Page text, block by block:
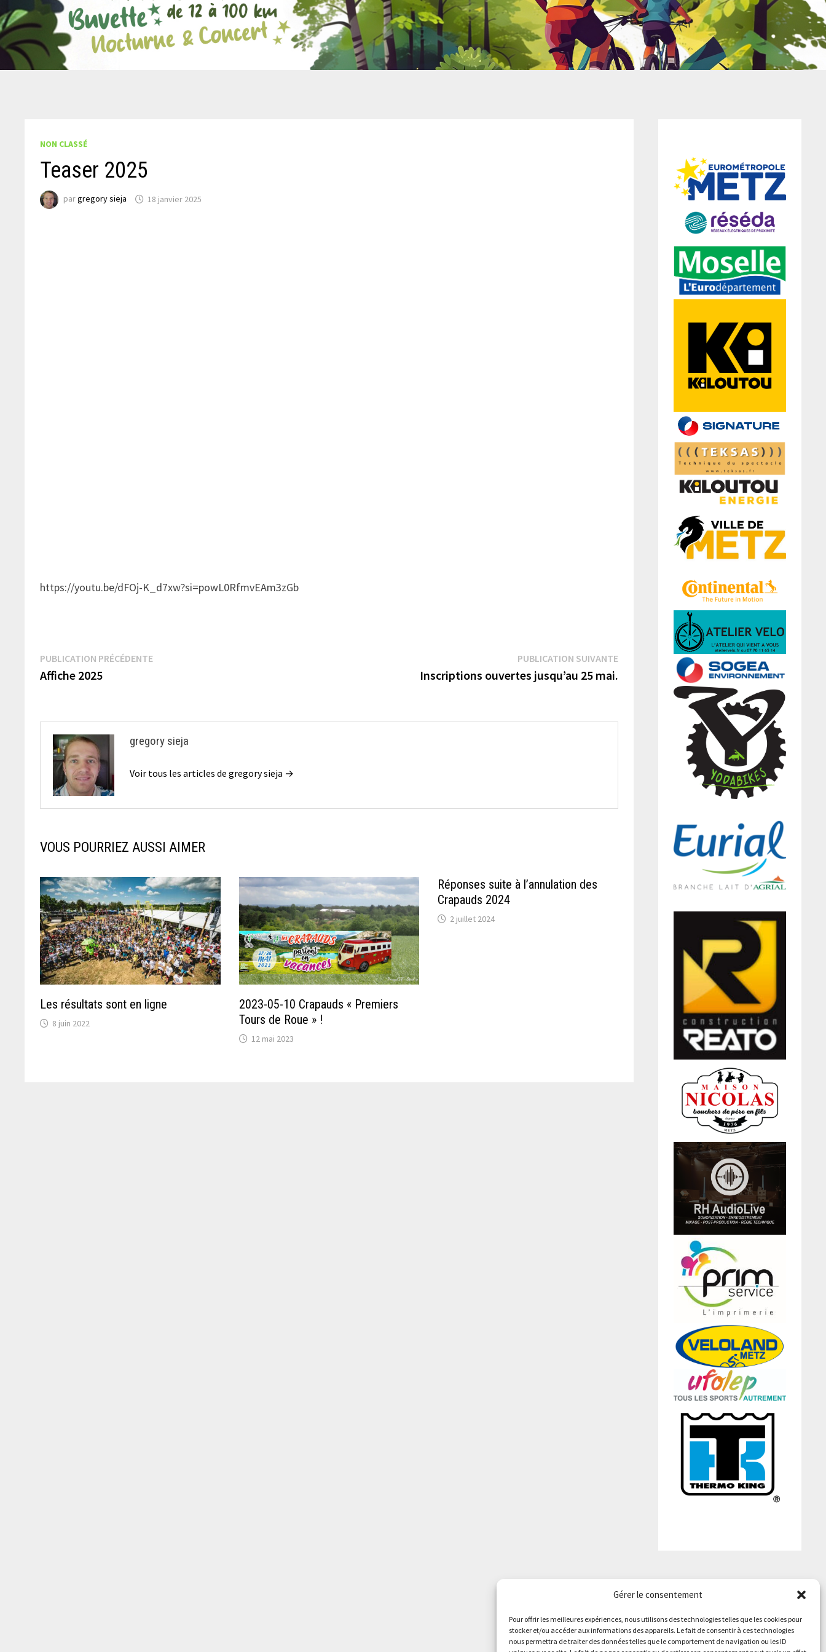
Gérer le consentement
Pour offrir les meilleures expériences, nous utilisons des technologies telles que les cookies pour
stocker et/ou accéder aux informations des appareils. Le fait de consentir à ces technologies
nous permettra de traiter des données telles que le comportement de navigation ou les ID
NON CLASSÉ
Teaser 2025
pargregory sieja 18 janvier 2025
https://youtu.be/dFOj-K_d7xw?si=powL0RfmvEAm3zGb
Navigation
de
PUBLICATION PRÉCÉDENTEPublication
Affiche 2025
PUBLICATION SUIVANTEPublication
Inscriptions ouvertes jusqu’au 25 mai.
gregory sieja
Voir tous les articles de gregory sieja →
VOUS POURRIEZ AUSSI AIMER
Les résultats sont en ligne
8 juin 2022
2023-05-10 Crapauds « Premiers
Tours de Roue » !
12 mai 2023
Réponses suite à l’annulation des
Crapauds 2024
2 juillet 2024